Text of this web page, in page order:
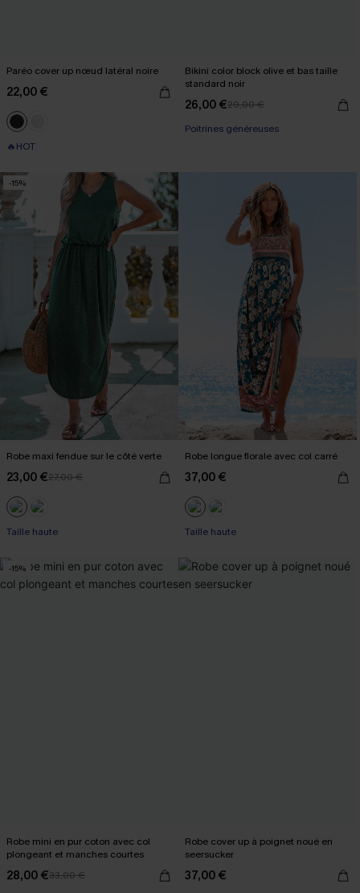
Paréo cover up nœud latéral noire
22,00 €
🔥HOT
Bikini color block olive et bas taille
standard noir
26,00 €29,00 €
Poitrines généreuses
-15%
Robe maxi fendue sur le côté verte
23,00 €27,00 €
Taille haute
Robe longue florale avec col carré
37,00 €
Taille haute
-15%
Robe mini en pur coton avec col
plongeant et manches courtes
28,00 €33,00 €
Robe cover up à poignet noué en
seersucker
37,00 €